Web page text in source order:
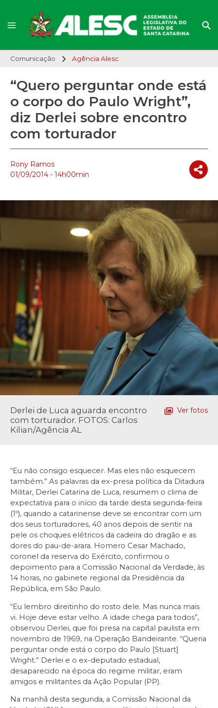
Comunicação Agência Alesc
“Quero perguntar onde está
o corpo do Paulo Wright”,
diz Derlei sobre encontro
com torturador
Rony Ramos
01/09/2014 - 14h00min
Derlei de Luca aguarda encontro
com torturador. FOTOS: Carlos
Kilian/Agência AL
Ver fotos
“Eu não consigo esquecer. Mas eles não esquecem
também.” As palavras da ex-presa política da Ditadura
Militar, Derlei Catarina de Luca, resumem o clima de
expectativa para o início da tarde desta segunda-feira
(1º), quando a catarinense deve se encontrar com um
dos seus torturadores, 40 anos depois de sentir na
pele os choques elétricos da cadeira do dragão e as
dores do pau-de-arara. Homero Cesar Machado,
coronel da reserva do Exército, confirmou o
depoimento para a Comissão Nacional da Verdade, às
14 horas, no gabinete regional da Presidência da
República, em São Paulo.
“Eu lembro direitinho do rosto dele. Mas nunca mais
vi. Hoje deve estar velho. A idade chega para todos”,
observou Derlei, que foi presa na capital paulista em
novembro de 1969, na Operação Bandeirante. “Queria
perguntar onde está o corpo do Paulo [Stuart]
Wright.” Derlei e o ex-deputado estadual,
desaparecido na época do regime militar, eram
amigos e militantes da Ação Popular (PP).
Na manhã desta segunda, a Comissão Nacional da